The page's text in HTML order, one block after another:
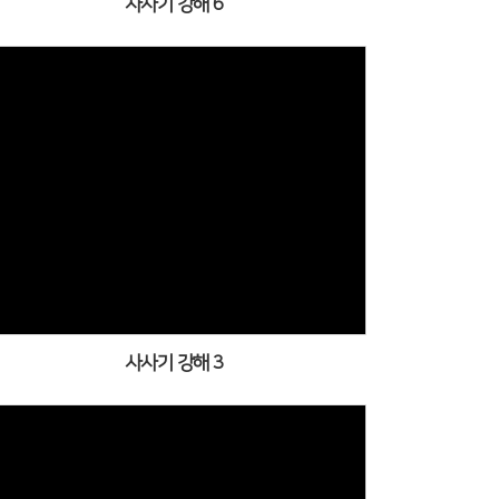
사사기 강해 6
사사기 강해 3